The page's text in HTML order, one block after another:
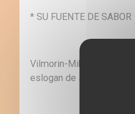
* SU FUENTE DE SABOR
Vilmorin-Mikado
eslogan de su gama de